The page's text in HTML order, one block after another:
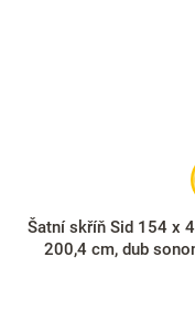
Šatní skříň Sid 154 x
200,4 cm, dub